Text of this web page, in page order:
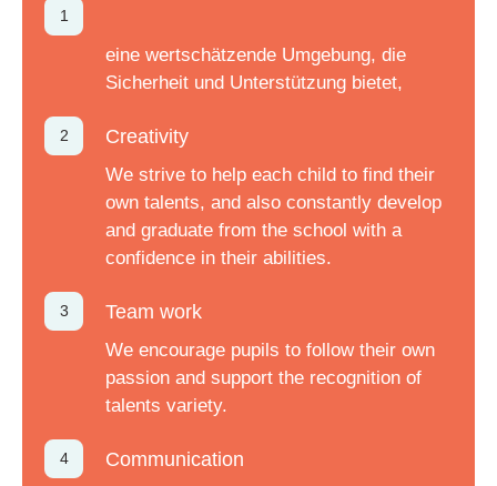
eine wertschätzende Umgebung, die
Sicherheit und Unterstützung bietet,
Creativity
We strive to help each child to find their
own talents, and also constantly develop
and graduate from the school with a
confidence in their abilities.
Team work
We encourage pupils to follow their own
passion and support the recognition of
talents variety.
Communication